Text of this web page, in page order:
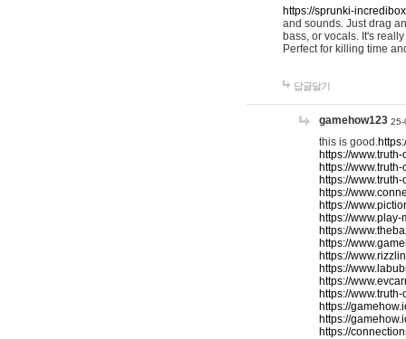
https://sprunki-
and sounds. Just drag
bass, or vocals. It's
Perfect for killing time
답글달기
gamehow123 25-
this is good.
https://
https://
https://
https://
https://
https://
https://
https://
https://
https://
https://
https://
https://
https://
https://